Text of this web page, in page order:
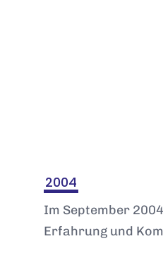
2004
Im September
Erfahrung und